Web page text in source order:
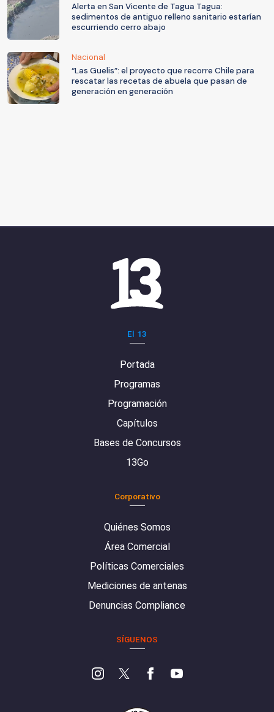
Alerta en San Vicente de Tagua Tagua:
sedimentos de antiguo relleno sanitario estarían
escurriendo cerro abajo
Nacional
“Las Guelis”: el proyecto que recorre Chile para
rescatar las recetas de abuela que pasan de
generación en generación
El 13
Portada
Programas
Programación
Capítulos
Bases de Concursos
13Go
Corporativo
Quiénes Somos
Área Comercial
Políticas Comerciales
Mediciones de antenas
Denuncias Compliance
SÍGUENOS